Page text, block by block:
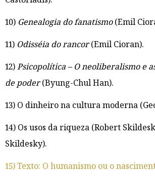
10) Genealogia do fanatismo(Emil
11) Odisséia do rancor(Emil Cioran).
12)Psicopolítica – O neoliberalismo e
de poder(Byung-Chul Han).
13) O dinheiro na cultura moderna
14) Os usos da riqueza (Robert
Skildesky).
15) Texto: O humanismo ou o